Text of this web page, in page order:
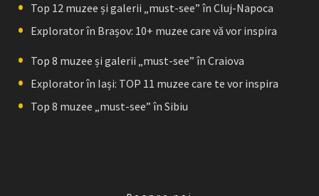
Top 12 muzee și galerii „must-see” în Cluj-Napoca
Explorator în Brașov: 10+ muzee care vă vor inspira
Top 8 muzee și galerii „must-see” în Craiova
Explorator în Iași: TOP 11 muzee care te vor inspira
Top 8 muzee „must-see” în Sibiu